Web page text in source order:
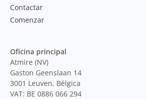
Contactar
Comenzar
Oficina principal
Atmire (NV)
Gaston Geenslaan 14
3001 Leuven, Bélgica
VAT: BE 0886 066 294